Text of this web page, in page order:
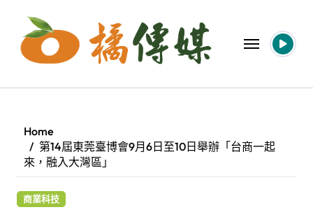
content
Home
第14屆東莞臺博會9月6日至10日舉辦「台商一起
來，融入大灣區」
商業科技